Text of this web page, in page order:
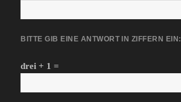
BITTE GIB EINE ANTWORT IN ZIFFERN EIN:
drei + 1 =